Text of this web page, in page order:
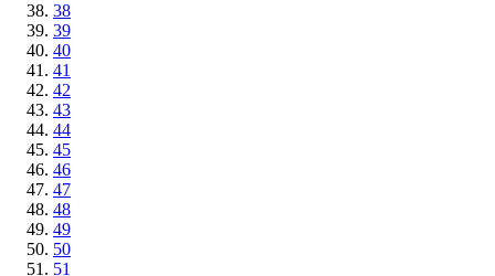
38
39
40
41
42
43
44
45
46
47
48
49
50
51